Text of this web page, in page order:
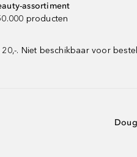
assortiment
producten
. Niet beschikbaar voor